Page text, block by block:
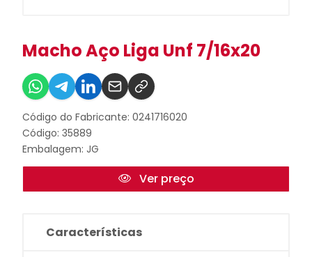
Macho Aço Liga Unf 7/16x20
Código do Fabricante: 0241716020
Código: 35889
Embalagem: JG
Ver preço
Características